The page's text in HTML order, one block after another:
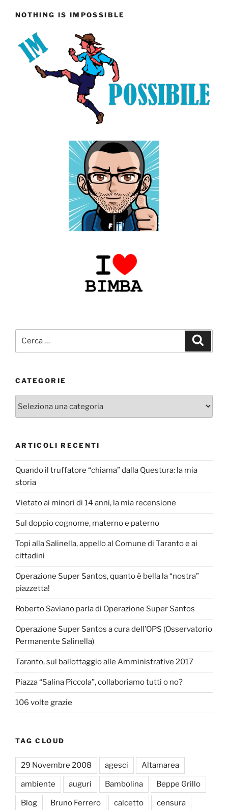
NOTHING IS IMPOSSIBLE
CATEGORIE
ARTICOLI RECENTI
Quando il truffatore “chiama” dalla Questura: la mia
storia
Vietato ai minori di 14 anni, la mia recensione
Sul doppio cognome, materno e paterno
Topi alla Salinella, appello al Comune di Taranto e ai
cittadini
Operazione Super Santos, quanto è bella la “nostra”
piazzetta!
Roberto Saviano parla di Operazione Super Santos
Operazione Super Santos a cura dell’OPS (Osservatorio
Permanente Salinella)
Taranto, sul ballottaggio alle Amministrative 2017
Piazza “Salina Piccola”, collaboriamo tutti o no?
106 volte grazie
TAG CLOUD
29 Novembre 2008 agesci Altamarea
ambiente auguri Bambolina Beppe Grillo
Blog Bruno Ferrero calcetto censura